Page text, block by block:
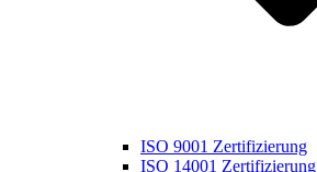
ISO 9001 Zertifizierung
ISO 14001 Zertifizierung